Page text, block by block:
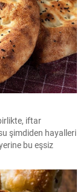
iftar
şimdiden hayalleri
bu eşsiz